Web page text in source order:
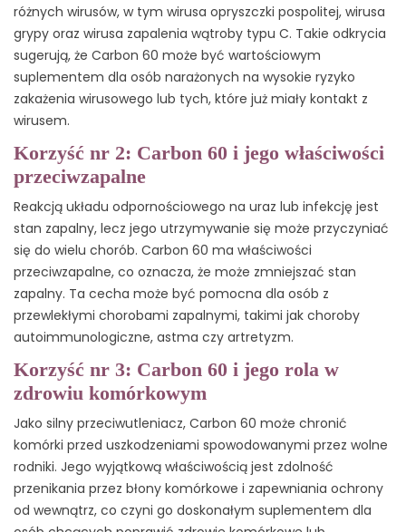
różnych wirusów, w tym wirusa opryszczki pospolitej, wirusa
grypy oraz wirusa zapalenia wątroby typu C. Takie odkrycia
sugerują, że Carbon 60 może być wartościowym
suplementem dla osób narażonych na wysokie ryzyko
zakażenia wirusowego lub tych, które już miały kontakt z
wirusem.
Korzyść nr 2: Carbon 60 i jego właściwości
przeciwzapalne
Reakcją układu odpornościowego na uraz lub infekcję jest
stan zapalny, lecz jego utrzymywanie się może przyczyniać
się do wielu chorób. Carbon 60 ma właściwości
przeciwzapalne, co oznacza, że może zmniejszać stan
zapalny. Ta cecha może być pomocna dla osób z
przewlekłymi chorobami zapalnymi, takimi jak choroby
autoimmunologiczne, astma czy artretyzm.
Korzyść nr 3: Carbon 60 i jego rola w
zdrowiu komórkowym
Jako silny przeciwutleniacz, Carbon 60 może chronić
komórki przed uszkodzeniami spowodowanymi przez wolne
rodniki. Jego wyjątkową właściwością jest zdolność
przenikania przez błony komórkowe i zapewniania ochrony
od wewnątrz, co czyni go doskonałym suplementem dla